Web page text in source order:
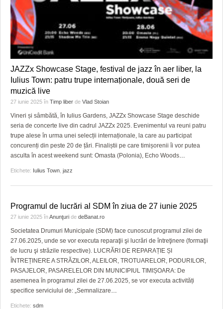
JAZZx Showcase Stage, festival de jazz în aer liber, la
Iulius Town: patru trupe internaționale, două seri de
muzică live
27 iunie 2025 în Timp liber de Vlad Stoian
Vineri și sâmbătă, în Iulius Gardens, JAZZx Showcase Stage deschide
seria de concerte live din cadrul JAZZx 2025. Evenimentul va reuni patru
trupe alese în urma unei selecții internaționale, la care au participat
concurenți din peste 20 de țări. Finaliștii pe care timișorenii îi vor putea
asculta în acest weekend sunt: Omasta (Polonia), Echo Woods…
Etichete: Iulius Town jazz
Programul de lucrări al SDM în ziua de 27 iunie 2025
27 iunie 2025 înAnunţuri de deBanat.ro
Societatea Drumuri Municipale (SDM) face cunoscut programul zilei de
27.06.2025, unde se vor executa reparaţii şi lucrări de întreţinere (formaţii
de lucru şi străzile respective). LUCRĂRI DE REPARAȚIE ȘI
ÎNTREȚINERE A STRĂZILOR, ALEILOR, TROTUARELOR, PODURILOR,
PASAJELOR, PASARELELOR DIN MUNICIPIUL TIMIȘOARA: De
asemenea în programul zilei de 27.06.2025, se vor executa activități
specifice serviciului de: „Semnalizare…
Etichete: sdm